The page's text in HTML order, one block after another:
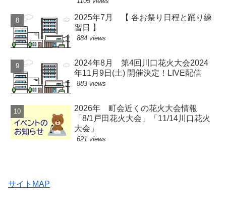
2025年7月 【 各お祭り日程と踊り練
習日 】
884 views
2024年8月 第4回川口花火大会2024
年11月9日(土) 開催決定！LIVE配信
883 views
2026年 町会近くの花火大会情報
「8/1戸田花火大会」「11/14川口花火
大会」
621 views
サイトMAP